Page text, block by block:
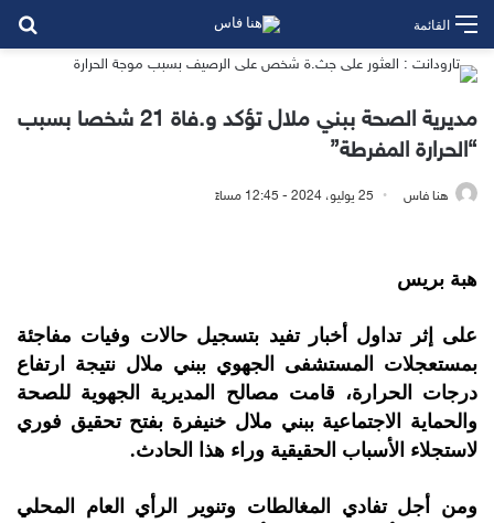
القائمة
مديرية الصحة ببني ملال تؤكد و.فاة 21 شخصا بسبب
“الحرارة المفرطة”
هنا فاس 25 يوليو، 2024 - 12:45 مساءً
هبة بريس
على إثر تداول أخبار تفيد بتسجيل حالات وفيات مفاجئة
بمستعجلات المستشفى الجهوي ببني ملال نتيجة ارتفاع
درجات الحرارة، قامت مصالح المديرية الجهوية للصحة
والحماية الاجتماعية ببني ملال خنيفرة بفتح تحقيق فوري
لاستجلاء الأسباب الحقيقية وراء هذا الحادث.
ومن أجل تفادي المغالطات وتنوير الرأي العام المحلي